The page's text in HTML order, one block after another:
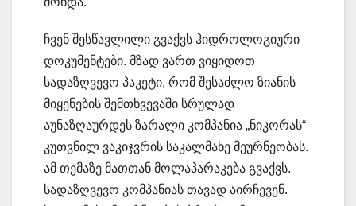
ჩვენ შესწავლილი გვაქვს ჰიდროლოგიური
დოკუმენტები. მზად ვართ ვიყიდოთ
სადაზღვევო პაკეტი, რომ შესაძლო ზიანის
მიყენების შემთხვევაში სრულად
აუნაზღაურდეს ზარალი კომპანია „ნიკორას“
კუთვნილ ვაკიჯვრის საკალმახე მეურნეობას.
ამ თემაზე მათთან მოლაპარაკება გვაქვს.
სადაზღვევო კომპანიას თავად აირჩევენ.